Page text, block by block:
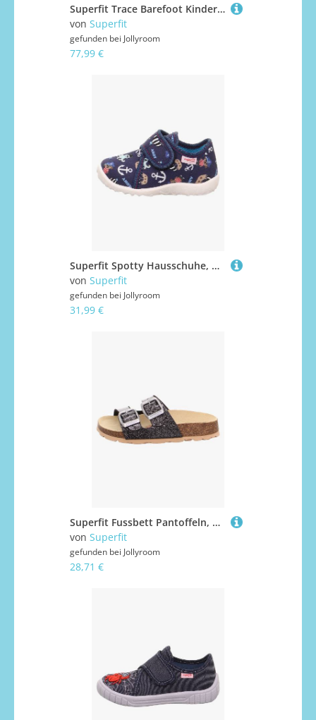
Superfit Trace Barefoot Kinder Sneaker, Blau/Gelb, 25, Kinderschuhe
von Superfit
gefunden bei Jollyroom
77,99 €
Superfit Spotty Hausschuhe, Dark Blue/Multicoloured, 18
von Superfit
gefunden bei Jollyroom
31,99 €
Superfit Fussbett Pantoffeln, Schwarz, 25
von Superfit
gefunden bei Jollyroom
28,71 €